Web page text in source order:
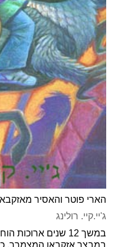
הארי פוטר והאסיר
ג'יי.קיי. רולינג
במשך 12 שנים
במבצר אזקבאן המצמרר,